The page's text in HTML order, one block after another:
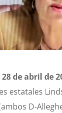
de abril de
estatales
D-